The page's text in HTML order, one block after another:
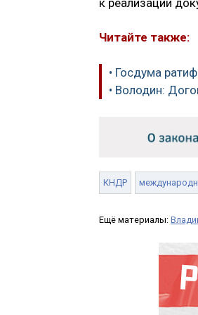
Читайте также:
• Госдума
• Володин:
КНДР
Ещё материалы: